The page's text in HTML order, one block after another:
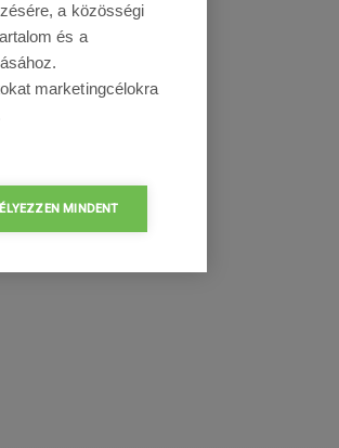
a közösségi
és a
marketingcélokra
MINDENT